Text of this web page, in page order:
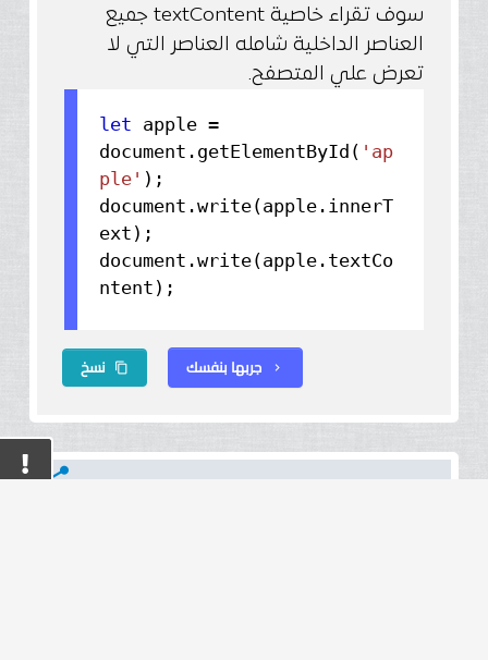
سوف تقراء خاصية textContent جميع
العناصر الداخلية شامله العناصر التي لا
تعرض علي المتصفح.
let apple =
document. getElementById ( 'ap
ple' );
document.write(apple. innerT
ext );
document.write(apple. textCo
ntent );
نسخ content_copy جربها بنفسك chevron_right
share